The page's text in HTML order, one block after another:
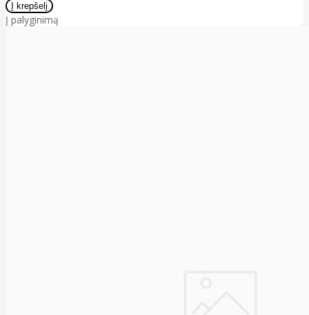
Į palyginimą